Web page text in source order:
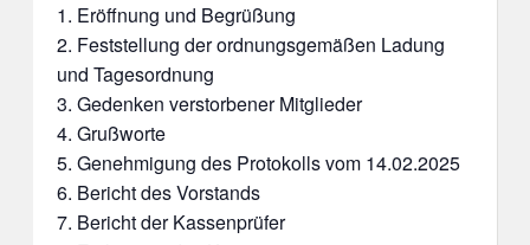
1. Eröffnung und Begrüßung
2. Feststellung der ordnungsgemäßen Ladung
und Tagesordnung
3. Gedenken verstorbener Mitglieder
4. Grußworte
5. Genehmigung des Protokolls vom 14.02.2025
6. Bericht des Vorstands
7. Bericht der Kassenprüfer